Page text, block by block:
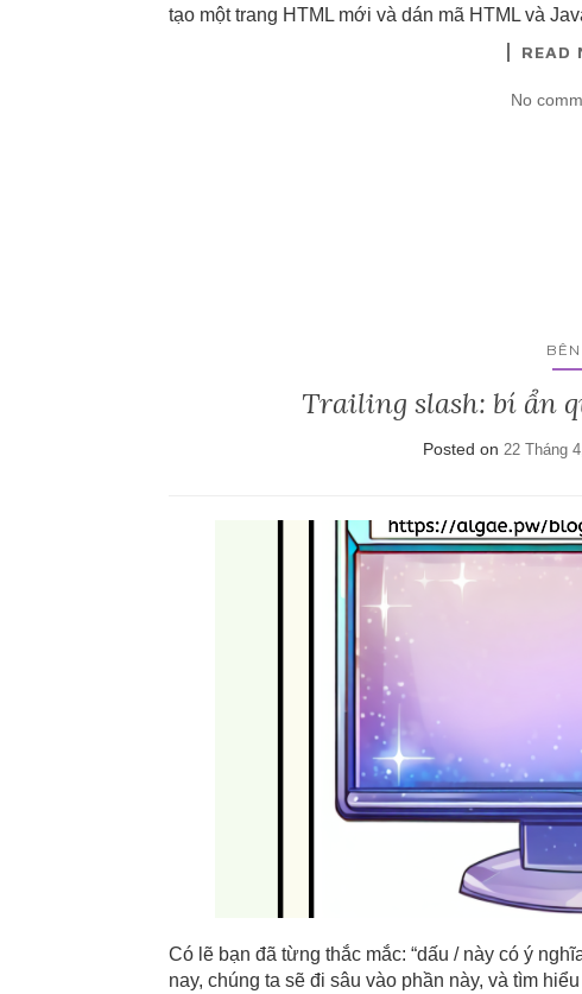
tạo một trang HTML mới và dán mã HTML và
READ
No
Trailing slash: bí ẩn
Posted on 22 Tháng
Có lẽ bạn đã từng thắc mắc: “dấu / này có ý
nay, chúng ta sẽ đi sâu vào phần này, và tìm